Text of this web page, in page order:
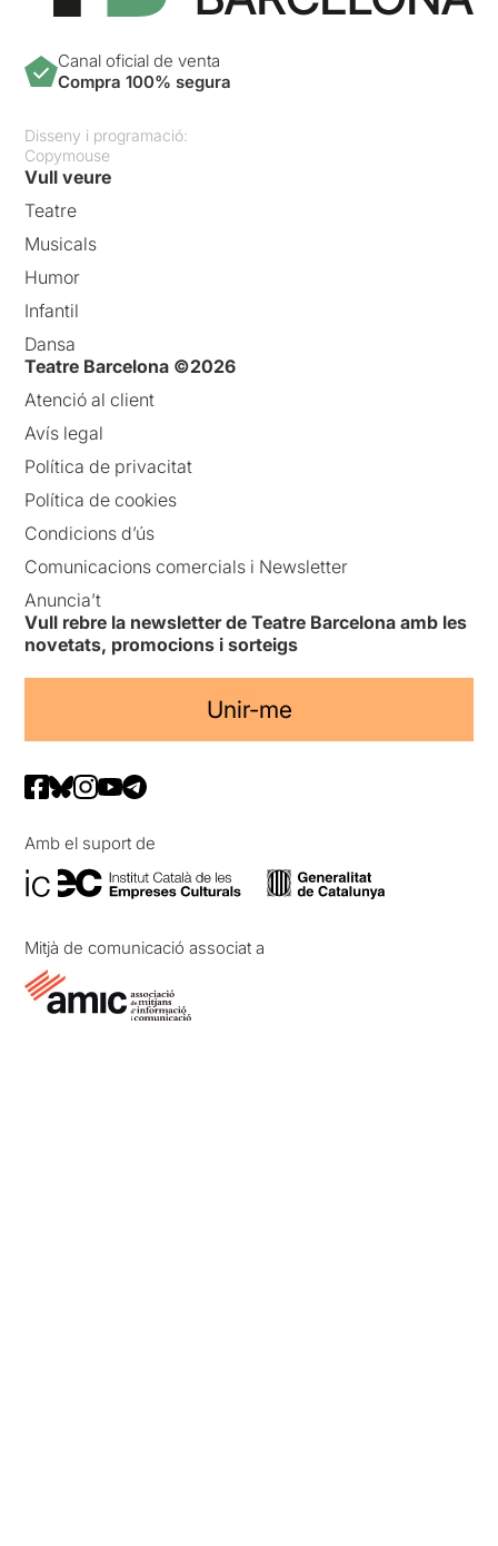
Canal oficial de venta
Compra 100% segura
Disseny i programació:
Copymouse
Vull veure
Teatre
Musicals
Humor
Infantil
Dansa
Teatre Barcelona ©2026
Atenció al client
Avís legal
Política de privacitat
Política de cookies
Condicions d’ús
Comunicacions comercials i Newsletter
Anuncia’t
Vull rebre la newsletter de Teatre Barcelona amb les
novetats, promocions i sorteigs
Unir-me
Amb el suport de
Mitjà de comunicació associat a